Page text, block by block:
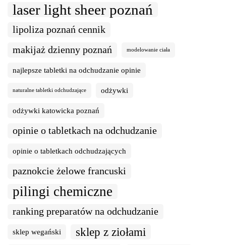
laser light sheer poznań
lipoliza poznań cennik
makijaż dzienny poznań
modelowanie ciała
najlepsze tabletki na odchudzanie opinie
naturalne tabletki odchudzające odżywki
odżywki katowicka poznań
opinie o tabletkach na odchudzanie
opinie o tabletkach odchudzających
paznokcie żelowe francuski
pilingi chemiczne
ranking preparatów na odchudzanie
sklep wegański sklep z ziołami